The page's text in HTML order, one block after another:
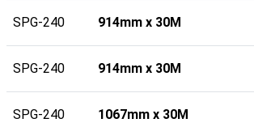
SPG-240 914mm x 30M
SPG-240 914mm x 30M
SPG-240 1067mm x 30M